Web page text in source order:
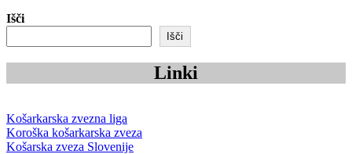
Išči
Išči
Linki
Košarkarska zvezna liga
Koroška košarkarska zveza
Košarska zveza Slovenije